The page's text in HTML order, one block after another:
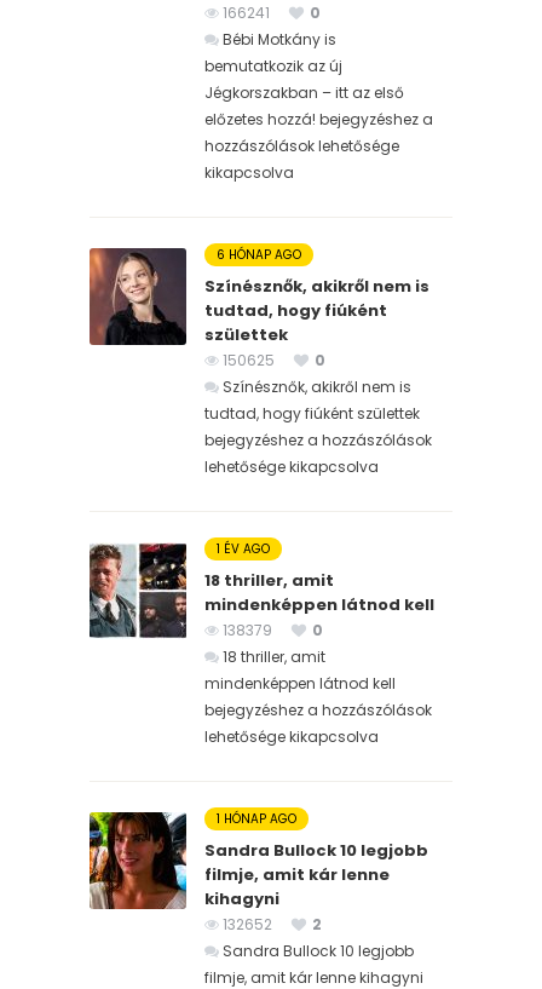
166241
0
Bébi Motkány is
bemutatkozik az új
Jégkorszakban – itt az első
előzetes hozzá! bejegyzéshez a
hozzászólások lehetősége
kikapcsolva
6 HÓNAP AGO
Színésznők, akikről nem is
tudtad, hogy fiúként
születtek
150625
0
Színésznők, akikről nem is
tudtad, hogy fiúként születtek
bejegyzéshez a hozzászólások
lehetősége kikapcsolva
1 ÉV AGO
18 thriller, amit
mindenképpen látnod kell
138379
0
18 thriller, amit
mindenképpen látnod kell
bejegyzéshez a hozzászólások
lehetősége kikapcsolva
1 HÓNAP AGO
Sandra Bullock 10 legjobb
filmje, amit kár lenne
kihagyni
132652
2
Sandra Bullock 10 legjobb
filmje, amit kár lenne kihagyni